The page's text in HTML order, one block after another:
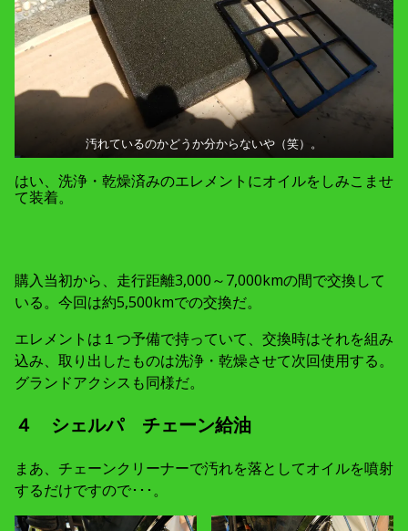
汚れているのかどうか分からないや（笑）。
はい、洗浄・乾燥済みのエレメントにオイルをしみこませ
て装着。
購入当初から、走行距離3,000～7,000kmの間で交換して
いる。今回は約5,500kmでの交換だ。
エレメントは１つ予備で持っていて、交換時はそれを組み
込み、取り出したものは洗浄・乾燥させて次回使用する。
グランドアクシスも同様だ。
４ シェルパ チェーン給油
まあ、チェーンクリーナーで汚れを落としてオイルを噴射
するだけですので･･･。